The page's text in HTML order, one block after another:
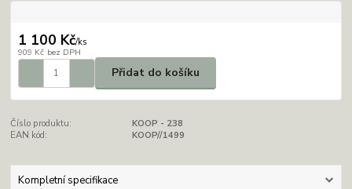
1 100 Kč/ks
909 Kč bez DPH
Přidat do košíku
Číslo produktu:
KOOP - 238
EAN kód:
KOOP//1499
Kompletní specifikace